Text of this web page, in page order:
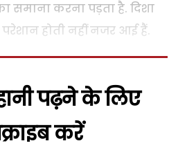
समाना करना पड़ता है. दिशा
होती नहीं नजर आई हैं.
पढ़ने के लिए
करें